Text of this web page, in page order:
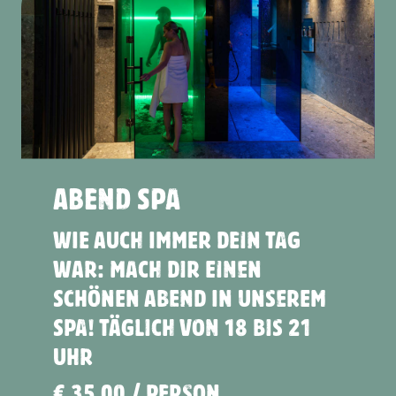
Sonnenuntergang im
Infinitypool gesehen worden.
Badetasche inkl. Badetücher,
Bademandel und Slippers.
Das Angebot gilt nur für
externe Besucher!
ABEND SPA
WIE AUCH IMMER DEIN TAG
WAR: MACH DIR EINEN
SCHÖNEN ABEND IN UNSEREM
SPA! TÄGLICH VON 18 BIS 21
UHR